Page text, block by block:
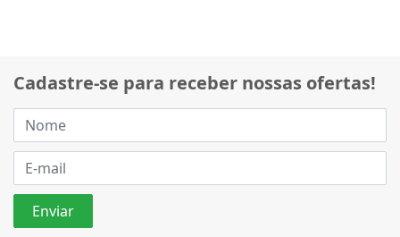
Cadastre-se para receber nossas ofertas!